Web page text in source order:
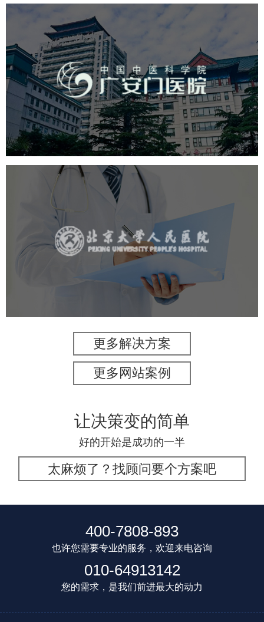
广安门医院
医药医疗 医院 医院网站建设
互联网医院
品牌官网
网站建设 网页设计
北京大学人民医院
医院
IT平台整体解决方案
定制开发 网站代运营
更多解决方案
更多网站案例
让决策变的简单
好的开始是成功的一半
太麻烦了？找顾问要个方案吧
400-7808-893
也许您需要专业的服务，欢迎来电咨询
010-64913142
您的需求，是我们前进最大的动力